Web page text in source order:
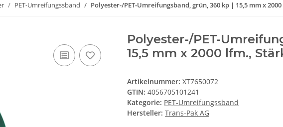
PET-Umreifungssband Polyester-/PET-Umreifungsband, grün, 360 kp | 15,5 mm x
Polyester-/PET-
15,5 mm x 2000 lfm.,
Artikelnummer: XT7650072
GTIN: 4056705101241
Kategorie: PET-Umreifungssband
Hersteller: Trans-Pak AG